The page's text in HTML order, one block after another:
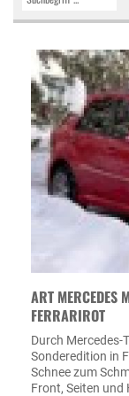
ART MERCEDES
ERRARIROT
Durch Mercedes-
Sonderedition in
Schnee zum
Front, Seiten und